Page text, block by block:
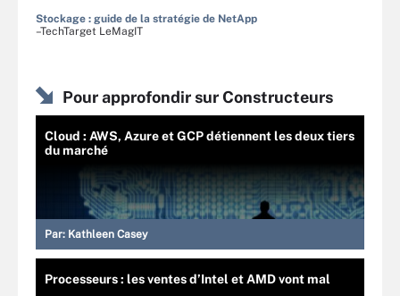
Stockage : guide de la stratégie de NetApp
–TechTarget LeMagIT
Pour approfondir sur Constructeurs
Cloud : AWS, Azure et GCP détiennent les deux tiers
du marché
Par: Kathleen Casey
Processeurs : les ventes d’Intel et AMD vont mal